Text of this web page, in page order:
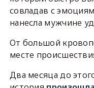
совладав с
нанесла мужчине
От большой
месте
Два месяца до